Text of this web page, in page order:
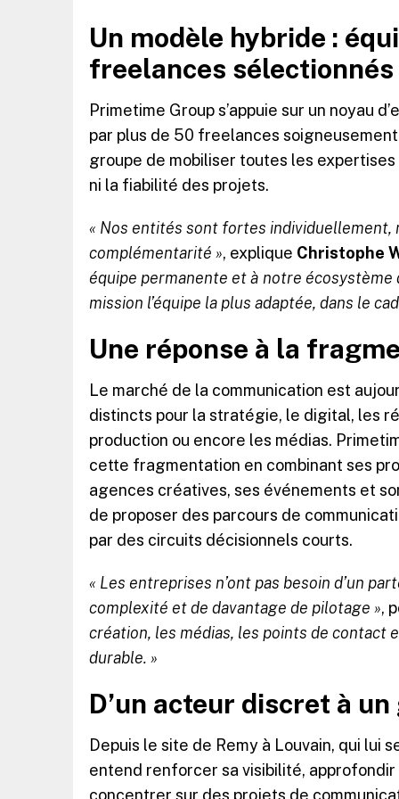
Un modèle hybride :
freelances sélectionnés
Primetime Group s’appuie sur un noyau
par plus de 50 freelances
groupe de mobiliser toutes les
ni la fiabilité des projets.
« Nos entités sont fortes individuellement,
complémentarité », explique Christophe
équipe permanente et à notre
mission l’équipe la plus adaptée, dans le
Une réponse à la
Le marché de la communication est
distincts pour la stratégie, le digital, les
production ou encore les médias.
cette fragmentation en combinant ses
agences créatives, ses événements et
de proposer des parcours de
par des circuits décisionnels courts.
« Les entreprises n’ont pas besoin d’un
complexité et de davantage de pilotage »,
création, les médias, les points de contact
durable. »
D’un acteur discret à
Depuis le site de Remy à Louvain, qui lui
entend renforcer sa visibilité,
concentrer sur des projets de